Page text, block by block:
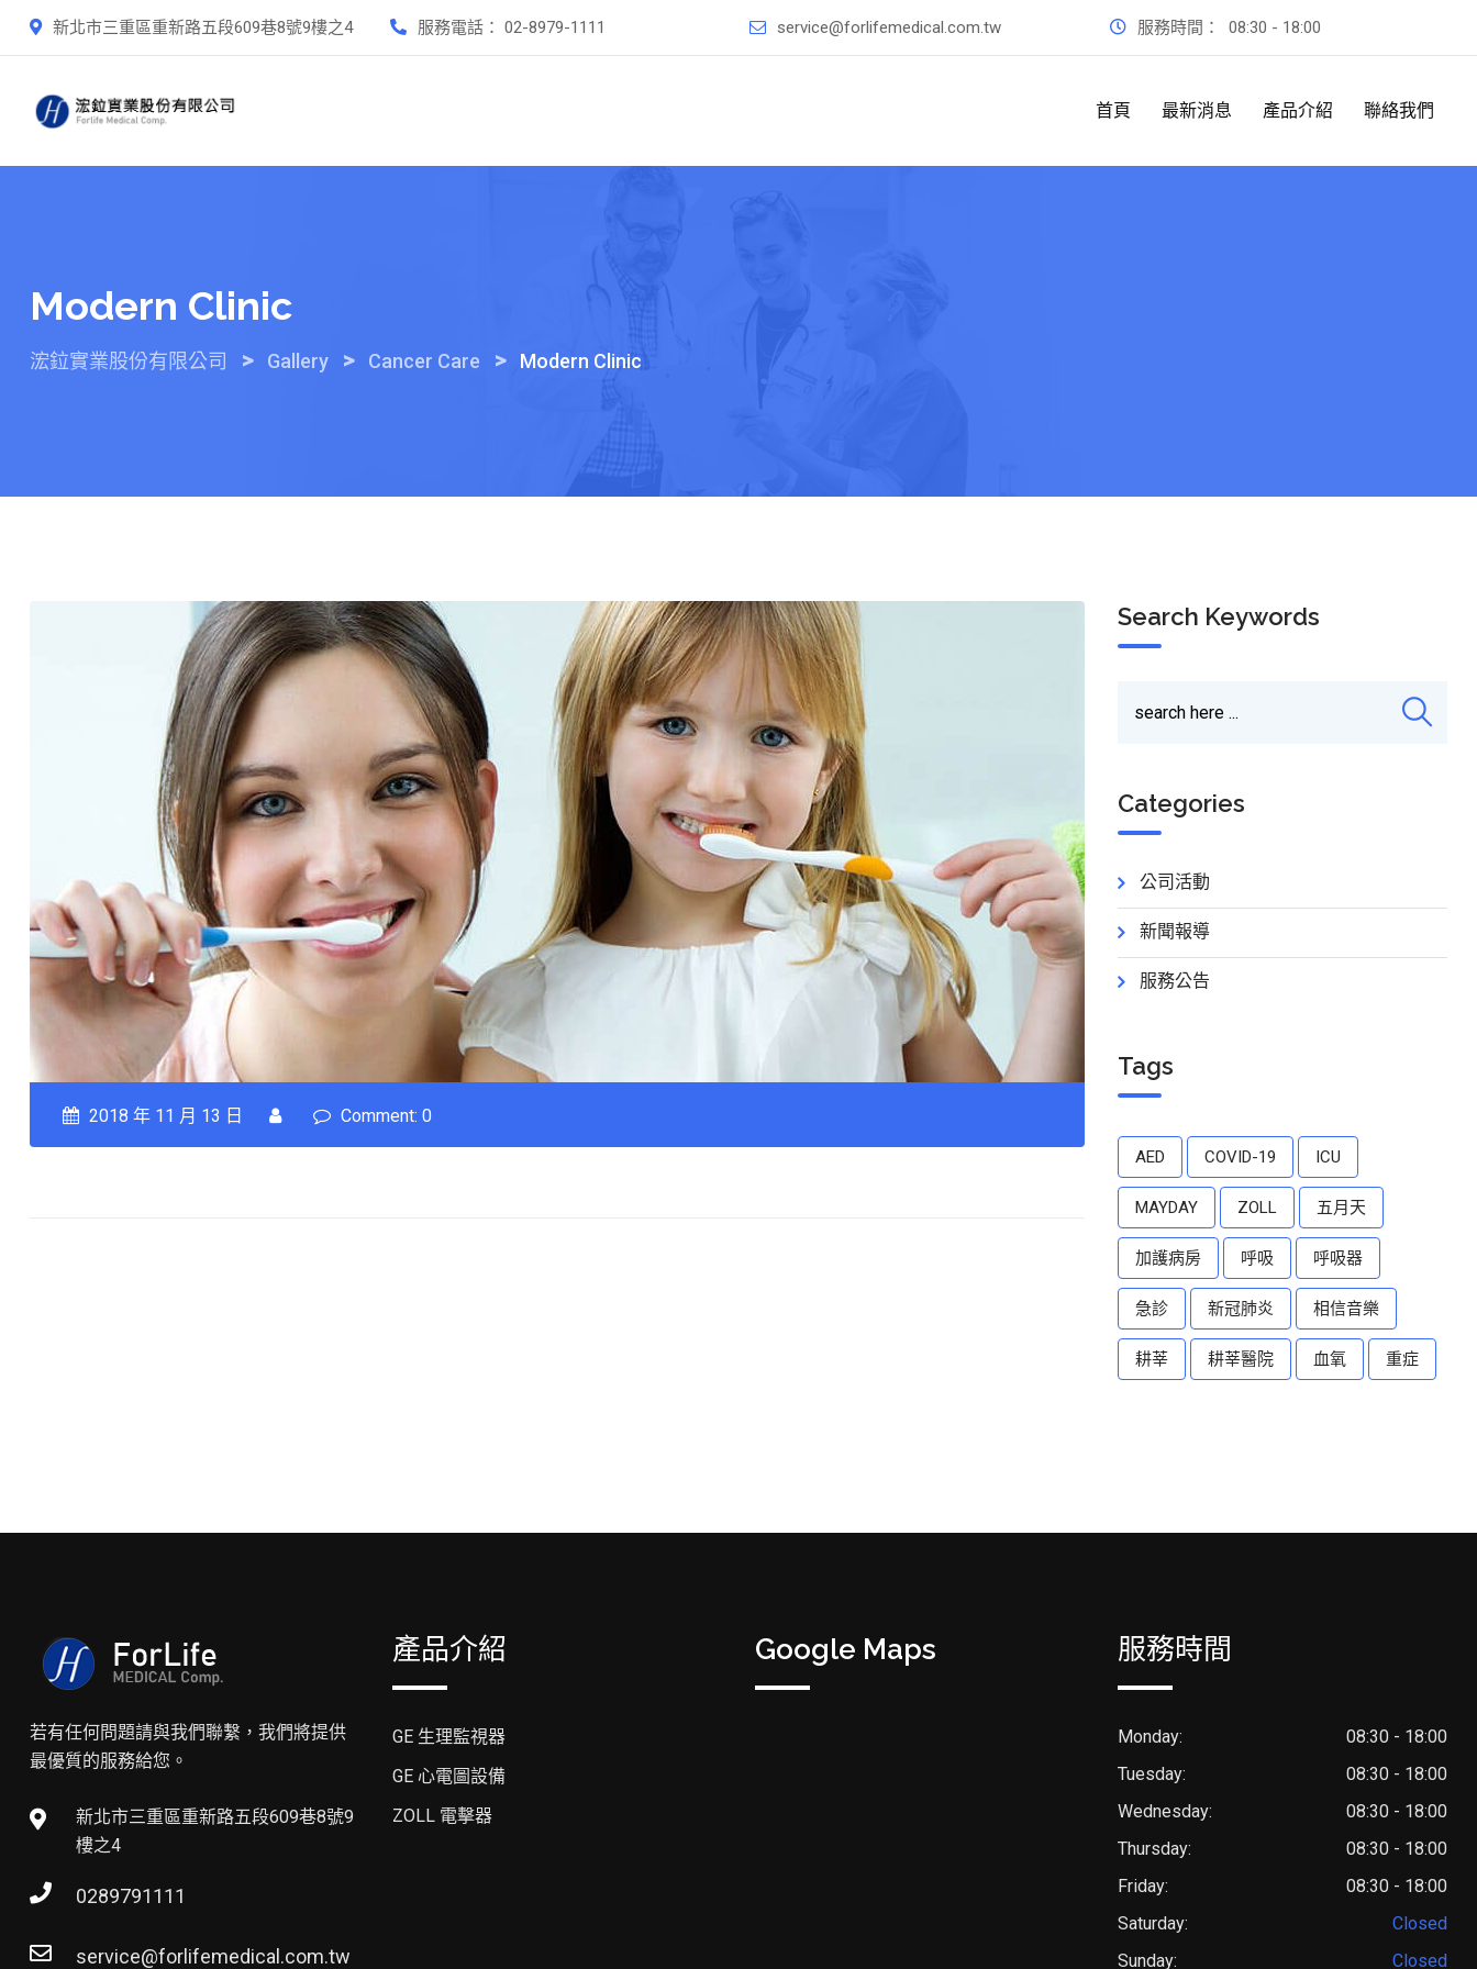
新北市三重區重新路五段609巷8號9樓之4 服務電話： 02-8979-1111 service@forlifemedical.com.tw 服務時間： 08:30 - 18:00
首頁 最新消息 產品介紹 聯絡我們
Modern Clinic
浤鉝實業股份有限公司 > Gallery > Cancer Care > Modern Clinic
2018 年 11 月 13 日 Comment: 0
Search Keywords
Categories
公司活動
新聞報導
服務公告
Tags
AED COVID-19 ICU
MAYDAY ZOLL 五月天
加護病房 呼吸 呼吸器
急診 新冠肺炎 相信音樂
耕莘 耕莘醫院 血氧 重症
若有任何問題請與我們聯繫，我們將提供
最優質的服務給您。
新北市三重區重新路五段609巷8號9
樓之4
0289791111
service@forlifemedical.com.tw
產品介紹
GE 生理監視器
GE 心電圖設備
ZOLL 電擊器
Google Maps 服務時間
Monday:
08:30 - 18:00
Tuesday:
08:30 - 18:00
Wednesday:
08:30 - 18:00
Thursday:
08:30 - 18:00
Friday:
08:30 - 18:00
Saturday:
Closed
Sunday:
Closed